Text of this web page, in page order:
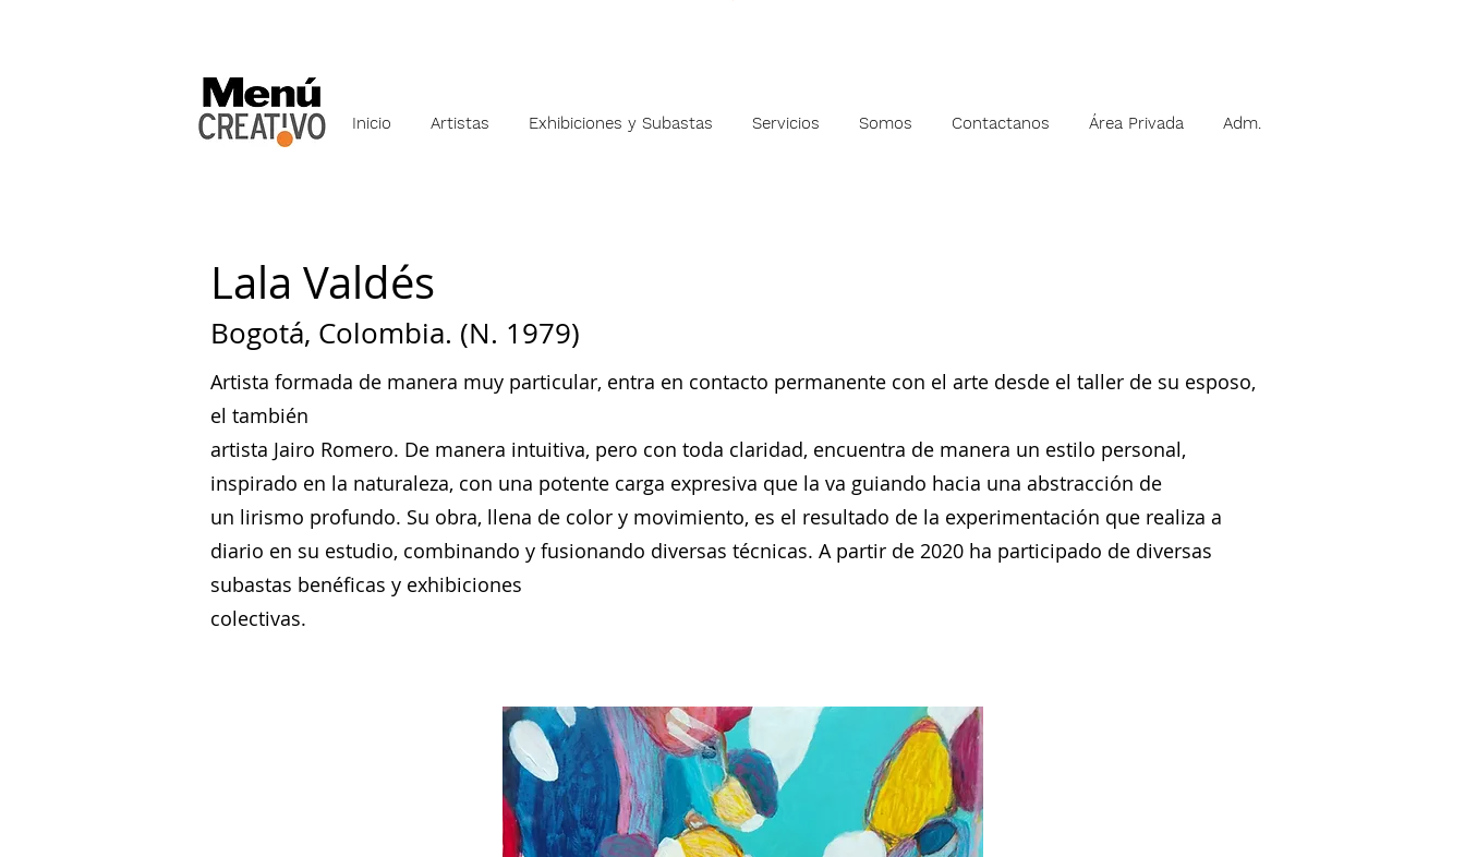
Inicio Artistas Exhibiciones y Subastas Servicios Somos Contactanos Área Privada Adm.
Lala Valdés
Bogotá, Colombia. (N. 1979)
Artista formada de manera muy particular, entra en contacto permanente con el arte desde el taller de su esposo,
el también
artista Jairo Romero. De manera intuitiva, pero con toda claridad, encuentra de manera un estilo personal,
inspirado en la naturaleza, con una potente carga expresiva que la va guiando hacia una abstracción de
un lirismo profundo. Su obra, llena de color y movimiento, es el resultado de la experimentación que realiza a
diario en su estudio, combinando y fusionando diversas técnicas. A partir de 2020 ha participado de diversas
subastas benéficas y exhibiciones
colectivas.